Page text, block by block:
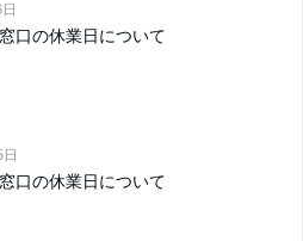
口の休業日について
口の休業日について